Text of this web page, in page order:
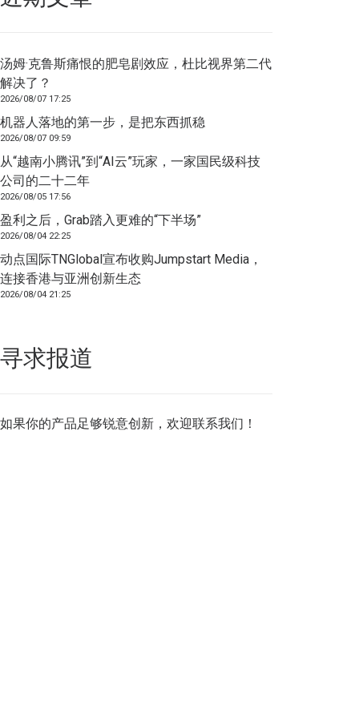
汤姆·克鲁斯痛恨的肥皂剧效应，杜比视界第二代
解决了？
2026/08/07 17:25
机器人落地的第一步，是把东西抓稳
2026/08/07 09:59
从“越南小腾讯”到“AI云”玩家，一家国民级科技
公司的二十二年
2026/08/05 17:56
盈利之后，Grab踏入更难的“下半场”
2026/08/04 22:25
动点国际TNGlobal宣布收购Jumpstart Media，
连接香港与亚洲创新生态
2026/08/04 21:25
寻求报道
如果你的产品足够锐意创新，欢迎联系我们 ！